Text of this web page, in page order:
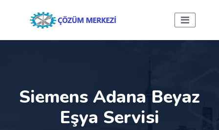
Siemens Adana Beyaz
Eşya Servisi